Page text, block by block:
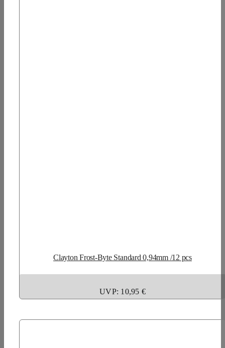
Clayton Frost-Byte Standard 0,94mm /12 pcs
UVP: 10,95 €